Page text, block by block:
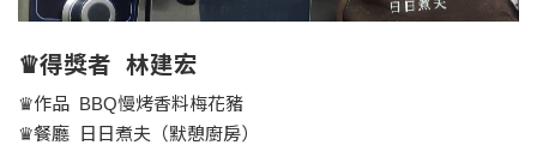
♛得獎者 林建宏
♛作品 BBQ慢烤香料梅花豬
♛餐廳 日日煮夫（默憩廚房）